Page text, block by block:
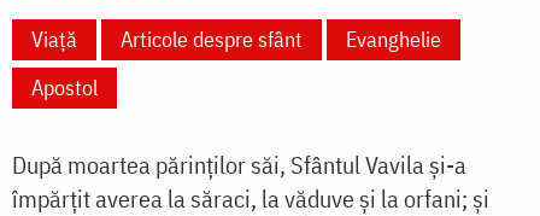
Viață Articole despre sfânt
Evanghelie
Apostol
După moartea părinţilor săi, Sfântul Vavila şi-a
împărţit averea la săraci, la văduve şi la orfani; şi